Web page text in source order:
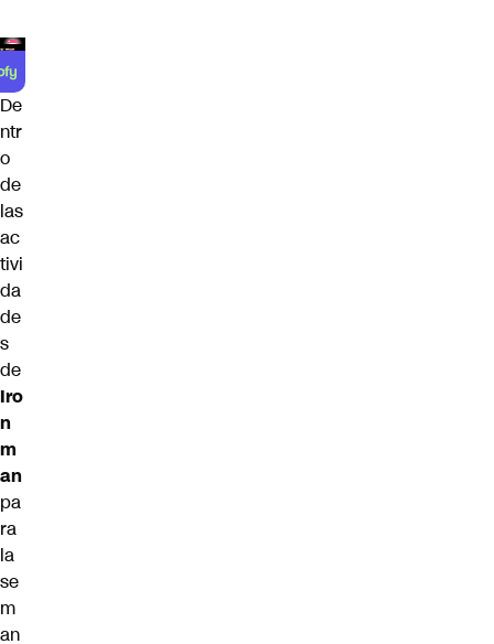
De
ntr
o
de
las
ac
tivi
da
de
s
de
Iro
n
m
an
pa
ra
la
se
m
an